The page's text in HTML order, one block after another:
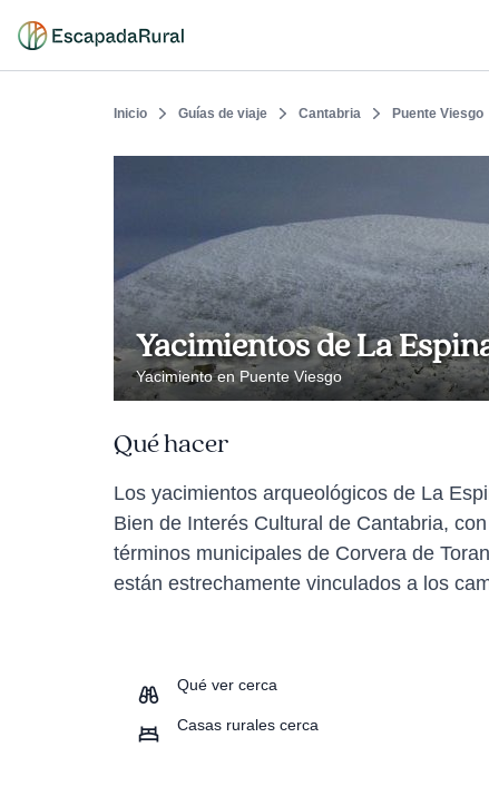
Inicio Guías de viaje Cantabria Puente Viesgo
Yacimientos de La
Yacimiento en Puente Viesgo
Qué hacer
Los yacimientos arqueológicos de La
Bien de Interés Cultural de Cantabria,
términos municipales de Corvera de
están estrechamente vinculados a los
Qué ver cerca
Casas rurales cerca